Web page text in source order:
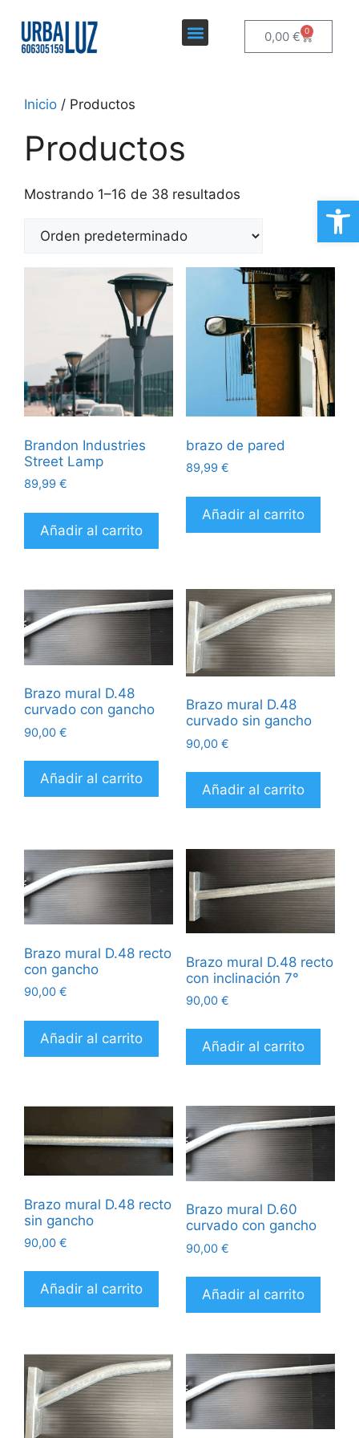
0,00 € 0
Inicio / Productos
Productos
Mostrando 1–16 de 38 resultados
Brandon Industries
Street Lamp
89,99 €
Añadir al carrito
brazo de pared
89,99 €
Añadir al carrito
Brazo mural D.48
curvado con gancho
90,00 €
Añadir al carrito
Brazo mural D.48
curvado sin gancho
90,00 €
Añadir al carrito
Brazo mural D.48 recto
con gancho
90,00 €
Añadir al carrito
Brazo mural D.48 recto
con inclinación 7°
90,00 €
Añadir al carrito
Brazo mural D.48 recto
sin gancho
90,00 €
Añadir al carrito
Brazo mural D.60
curvado con gancho
90,00 €
Añadir al carrito